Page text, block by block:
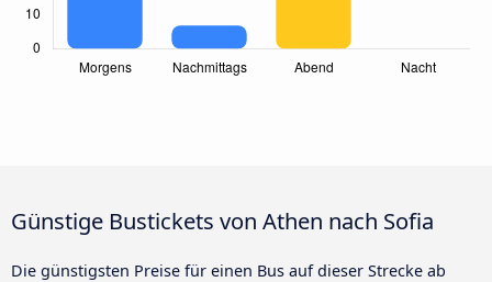
Günstige Bustickets von Athen nach Sofia
Die günstigsten Preise für einen Bus auf dieser Strecke ab